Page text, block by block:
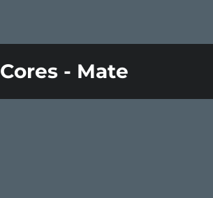
Cores - Mate